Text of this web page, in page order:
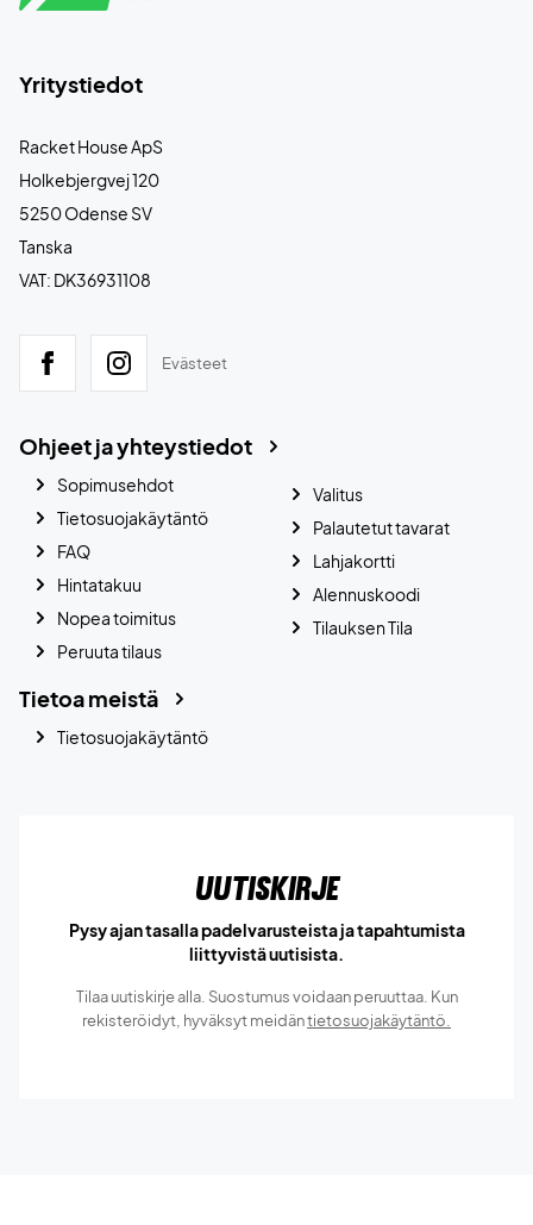
Yritystiedot
Racket House ApS
Holkebjergvej 120
5250 Odense SV
Tanska
VAT: DK36931108
Evästeet
Ohjeet ja yhteystiedot
Sopimusehdot
Tietosuojakäytäntö
FAQ
Hintatakuu
Nopea toimitus
Peruuta tilaus
Valitus
Palautetut tavarat
Lahjakortti
Alennuskoodi
Tilauksen Tila
Tietoa meistä
Tietosuojakäytäntö
Uutiskirje
Pysy ajan tasalla padelvarusteista ja tapahtumista
liittyvistä uutisista.
Tilaa uutiskirje alla. Suostumus voidaan peruuttaa. Kun
rekisteröidyt, hyväksyt meidäntietosuojakäytäntö.